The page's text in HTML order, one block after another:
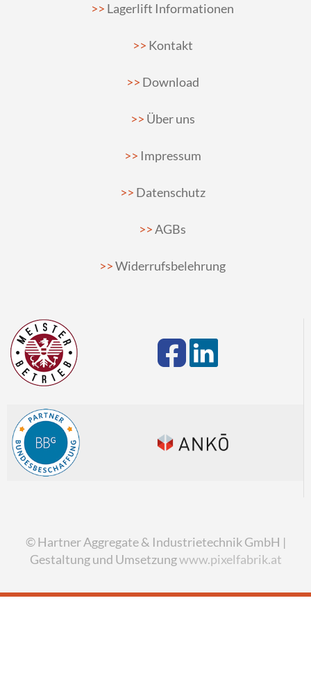
Lagerlift Informationen
Kontakt
Download
Über uns
Impressum
Datenschutz
AGBs
Widerrufsbelehrung
© Hartner Aggregate & Industrietechnik GmbH |
Gestaltung und Umsetzungwww.pixelfabrik.at